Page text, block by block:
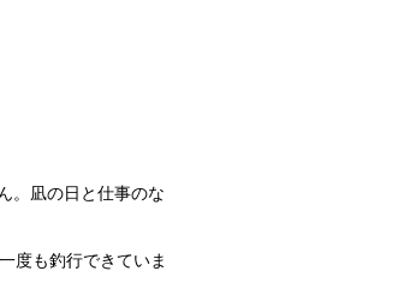
。凪の日と仕事のな
度も釣行できていま